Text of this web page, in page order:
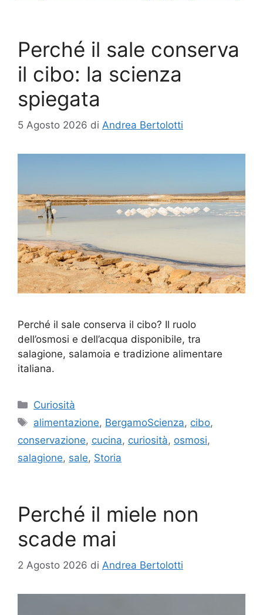
Perché il sale conserva
il cibo: la scienza
spiegata
5 Agosto 2026 di Andrea Bertolotti
Perché il sale conserva il cibo? Il ruolo
dell’osmosi e dell’acqua disponibile, tra
salagione, salamoia e tradizione alimentare
italiana.
Categorie
Curiosità
Tag
alimentazione, BergamoScienza, cibo,
conservazione, cucina, curiosità, osmosi,
salagione, sale, Storia
Perché il miele non
scade mai
2 Agosto 2026 di Andrea Bertolotti